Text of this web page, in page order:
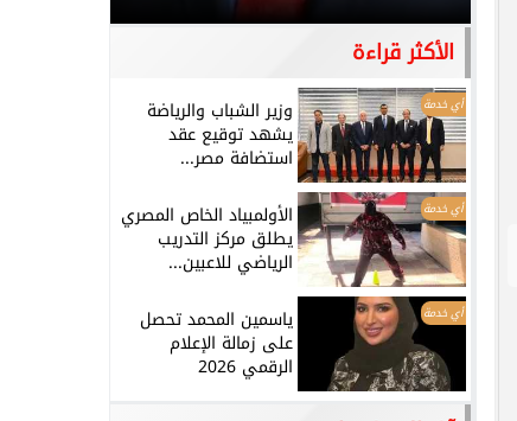
الأكثر قراءة
أي خدمة وزير الشباب والرياضة
يشهد توقيع عقد
استضافة مصر...
أي خدمة الأولمبياد الخاص المصري
يطلق مركز التدريب
الرياضي للاعبين...
أي خدمة ياسمين المحمد تحصل
على زمالة الإعلام
الرقمي 2026